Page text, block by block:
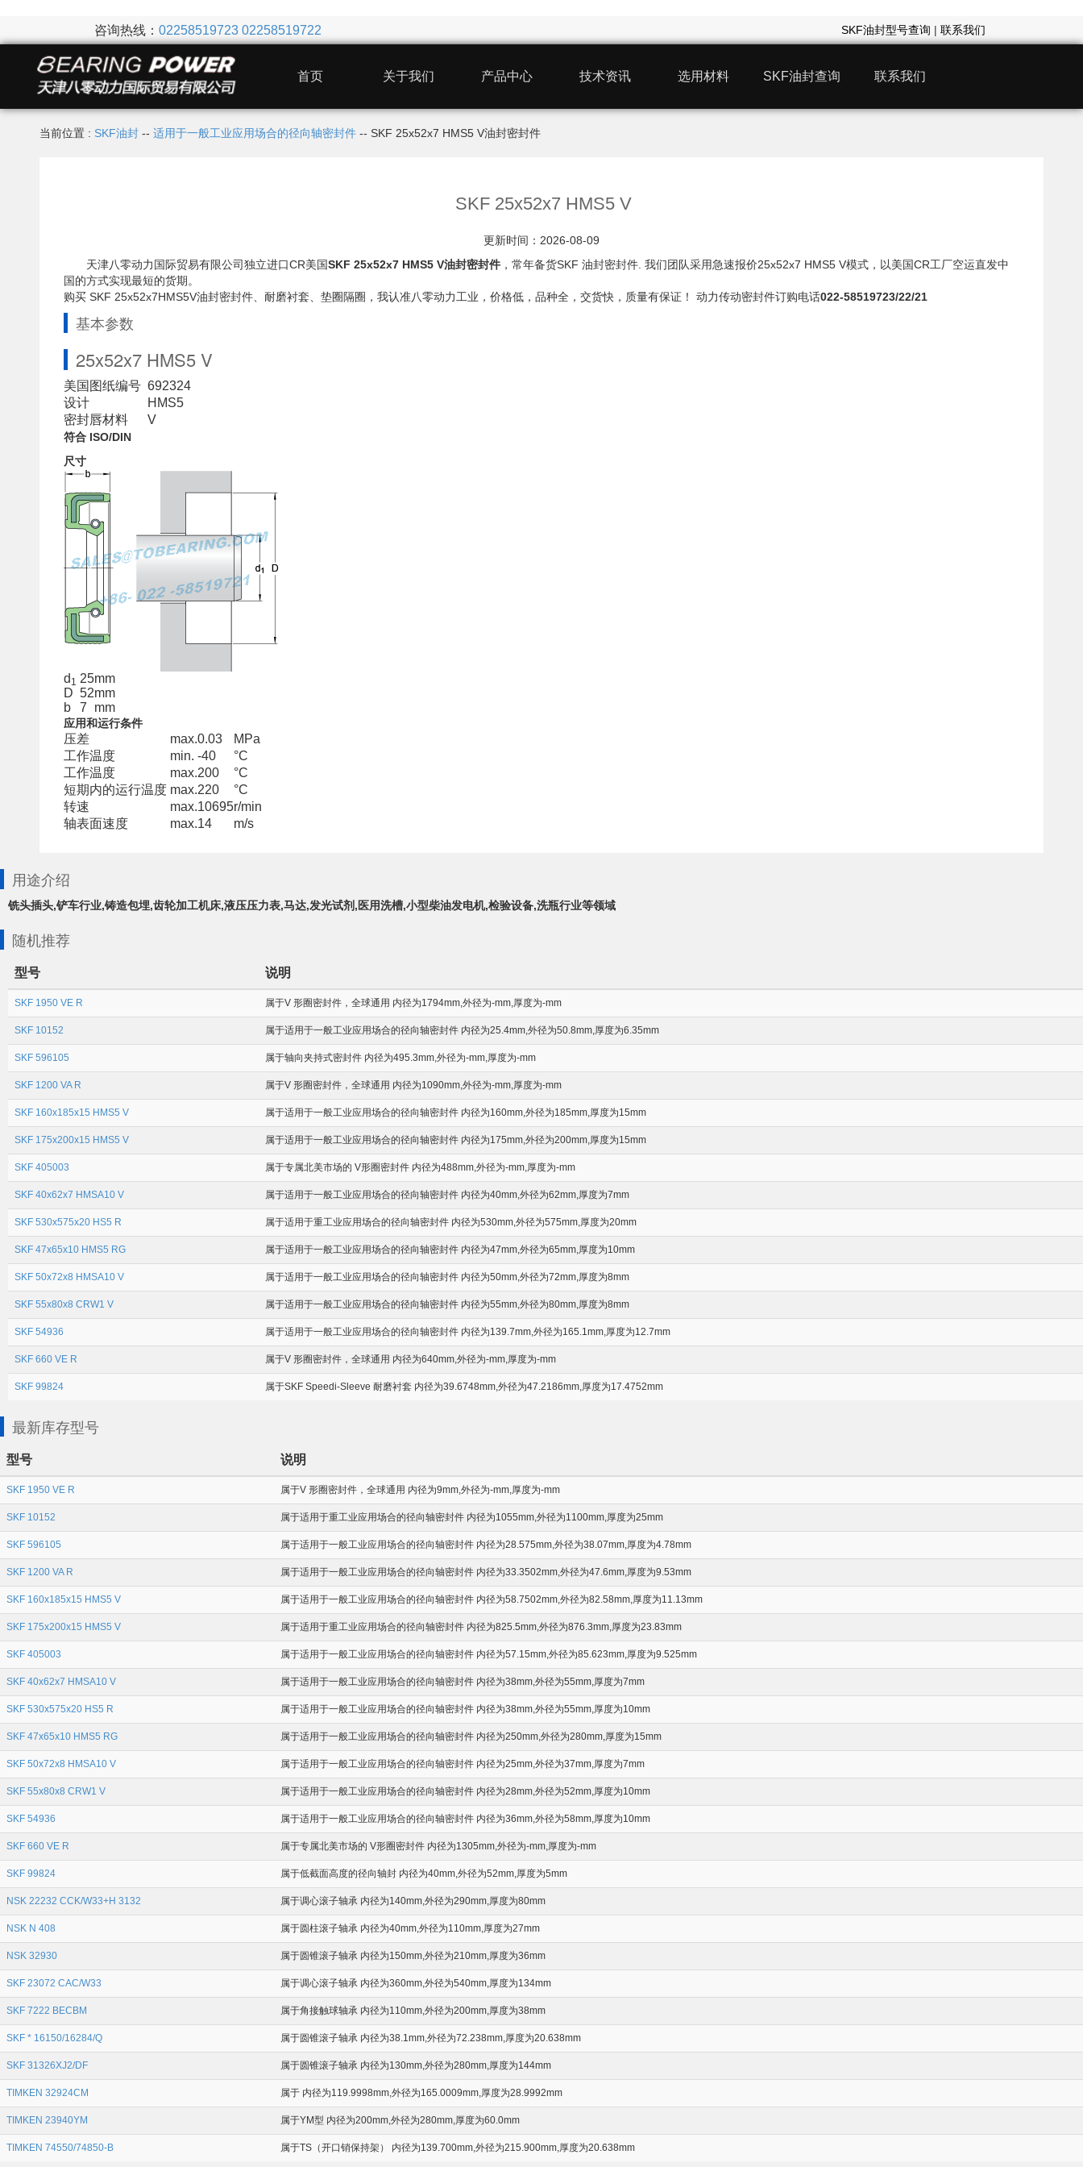
咨询热线： 02258519723 02258519722 SKF油封型号查询 |联系我们
首页 关于我们 产品中心 技术资讯 选用材料 SKF油封查询 联系我们
当前位置 : SKF油封-- 适用于一般工业应用场合的径向轴密封件-- SKF 25x52x7 HMS5 V油封密封件
SKF 25x52x7 HMS5 V
更新时间：2026-08-09
天津八零动力国际贸易有限公司独立进口CR美国SKF 25x52x7 HMS5 V油封密封件，常年备货SKF 油封密封件. 我们团队采用急速报价25x52x7 HMS5 V模式，以美国CR工厂空运直发中
国的方式实现最短的货期。
购买 SKF 25x52x7HMS5V油封密封件、耐磨衬套、垫圈隔圈，我认准八零动力工业，价格低，品种全，交货快，质量有保证！ 动力传动密封件订购电话022-58519723/22/21
基本参数
25x52x7 HMS5 V
美国图纸编号 692324
设计
HMS5
密封唇材料
V
符合 ISO/DIN
尺寸
d 1 25mm
D 52mm
b
7 mm
应用和运行条件
压差 max.0.03
MPa
工作温度
min. -40
°C
工作温度
max.200
°C
短期内的运行温度 max.220
°C
转速
max.10695r/min
轴表面速度
max.14 m/s
用途介绍
铣头插头,铲车行业,铸造包埋,齿轮加工机床,液压压力表,马达,发光试剂,医用洗槽,小型柴油发电机,检验设备,洗瓶行业等领域
随机推荐
型号 说明
SKF 1950 VE R 属于V 形圈密封件，全球通用 内径为1794mm,外径为-mm,厚度为-mm
SKF 10152 属于适用于一般工业应用场合的径向轴密封件 内径为25.4mm,外径为50.8mm,厚度为6.35mm
SKF 596105 属于轴向夹持式密封件 内径为495.3mm,外径为-mm,厚度为-mm
SKF 1200 VA R 属于V 形圈密封件，全球通用 内径为1090mm,外径为-mm,厚度为-mm
SKF 160x185x15 HMS5 V 属于适用于一般工业应用场合的径向轴密封件 内径为160mm,外径为185mm,厚度为15mm
SKF 175x200x15 HMS5 V 属于适用于一般工业应用场合的径向轴密封件 内径为175mm,外径为200mm,厚度为15mm
SKF 405003 属于专属北美市场的 V形圈密封件 内径为488mm,外径为-mm,厚度为-mm
SKF 40x62x7 HMSA10 V 属于适用于一般工业应用场合的径向轴密封件 内径为40mm,外径为62mm,厚度为7mm
SKF 530x575x20 HS5 R 属于适用于重工业应用场合的径向轴密封件 内径为530mm,外径为575mm,厚度为20mm
SKF 47x65x10 HMS5 RG 属于适用于一般工业应用场合的径向轴密封件 内径为47mm,外径为65mm,厚度为10mm
SKF 50x72x8 HMSA10 V 属于适用于一般工业应用场合的径向轴密封件 内径为50mm,外径为72mm,厚度为8mm
SKF 55x80x8 CRW1 V 属于适用于一般工业应用场合的径向轴密封件 内径为55mm,外径为80mm,厚度为8mm
SKF 54936 属于适用于一般工业应用场合的径向轴密封件 内径为139.7mm,外径为165.1mm,厚度为12.7mm
SKF 660 VE R 属于V 形圈密封件，全球通用 内径为640mm,外径为-mm,厚度为-mm
SKF 99824 属于SKF Speedi-Sleeve 耐磨衬套 内径为39.6748mm,外径为47.2186mm,厚度为17.4752mm
最新库存型号
型号 说明
SKF 1950 VE R 属于V 形圈密封件，全球通用 内径为9mm,外径为-mm,厚度为-mm
SKF 10152 属于适用于重工业应用场合的径向轴密封件 内径为1055mm,外径为1100mm,厚度为25mm
SKF 596105 属于适用于一般工业应用场合的径向轴密封件 内径为28.575mm,外径为38.07mm,厚度为4.78mm
SKF 1200 VA R 属于适用于一般工业应用场合的径向轴密封件 内径为33.3502mm,外径为47.6mm,厚度为9.53mm
SKF 160x185x15 HMS5 V 属于适用于一般工业应用场合的径向轴密封件 内径为58.7502mm,外径为82.58mm,厚度为11.13mm
SKF 175x200x15 HMS5 V 属于适用于重工业应用场合的径向轴密封件 内径为825.5mm,外径为876.3mm,厚度为23.83mm
SKF 405003 属于适用于一般工业应用场合的径向轴密封件 内径为57.15mm,外径为85.623mm,厚度为9.525mm
SKF 40x62x7 HMSA10 V 属于适用于一般工业应用场合的径向轴密封件 内径为38mm,外径为55mm,厚度为7mm
SKF 530x575x20 HS5 R 属于适用于一般工业应用场合的径向轴密封件 内径为38mm,外径为55mm,厚度为10mm
SKF 47x65x10 HMS5 RG 属于适用于一般工业应用场合的径向轴密封件 内径为250mm,外径为280mm,厚度为15mm
SKF 50x72x8 HMSA10 V 属于适用于一般工业应用场合的径向轴密封件 内径为25mm,外径为37mm,厚度为7mm
SKF 55x80x8 CRW1 V 属于适用于一般工业应用场合的径向轴密封件 内径为28mm,外径为52mm,厚度为10mm
SKF 54936 属于适用于一般工业应用场合的径向轴密封件 内径为36mm,外径为58mm,厚度为10mm
SKF 660 VE R 属于专属北美市场的 V形圈密封件 内径为1305mm,外径为-mm,厚度为-mm
SKF 99824 属于低截面高度的径向轴封 内径为40mm,外径为52mm,厚度为5mm
NSK 22232 CCK/W33+H 3132 属于调心滚子轴承 内径为140mm,外径为290mm,厚度为80mm
NSK N 408 属于圆柱滚子轴承 内径为40mm,外径为110mm,厚度为27mm
NSK 32930 属于圆锥滚子轴承 内径为150mm,外径为210mm,厚度为36mm
SKF 23072 CAC/W33 属于调心滚子轴承 内径为360mm,外径为540mm,厚度为134mm
SKF 7222 BECBM 属于角接触球轴承 内径为110mm,外径为200mm,厚度为38mm
SKF * 16150/16284/Q 属于圆锥滚子轴承 内径为38.1mm,外径为72.238mm,厚度为20.638mm
SKF 31326XJ2/DF 属于圆锥滚子轴承 内径为130mm,外径为280mm,厚度为144mm
TIMKEN 32924CM 属于 内径为119.9998mm,外径为165.0009mm,厚度为28.9992mm
TIMKEN 23940YM 属于YM型 内径为200mm,外径为280mm,厚度为60.0mm
TIMKEN 74550/74850-B 属于TS（开口销保持架） 内径为139.700mm,外径为215.900mm,厚度为20.638mm